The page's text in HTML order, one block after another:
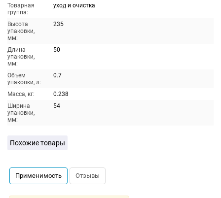
Товарная
группа:
уход и очистка
Высота
упаковки,
мм:
235
Длина
упаковки,
мм:
50
Объем
упаковки, л:
0.7
Масса, кг:
0.238
Ширина
упаковки,
мм:
54
Похожие товары
Применимость Отзывы